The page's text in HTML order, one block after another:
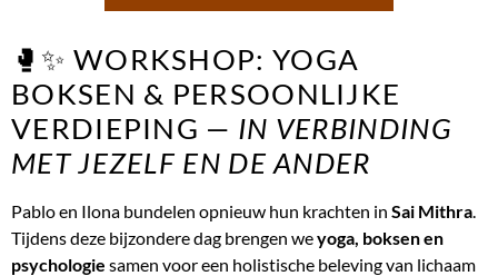
🥊✨ WORKSHOP: YOGA
BOKSEN & PERSOONLIJKE
VERDIEPING — IN VERBINDING
MET JEZELF EN DE ANDER
Pablo en Ilona bundelen opnieuw hun krachten in Sai Mithra.
Tijdens deze bijzondere dag brengen weyoga, boksen en
psychologie samen voor een holistische beleving van lichaam